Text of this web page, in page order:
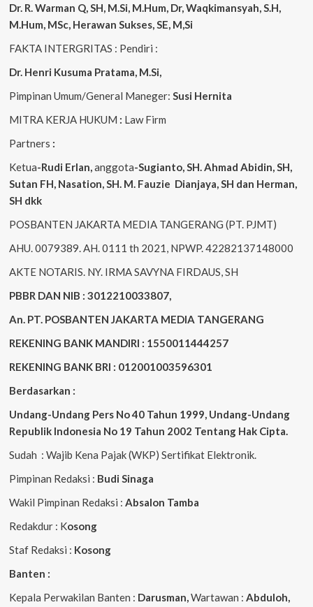
Dr. R. Warman Q, SH, M.Si, M.Hum Dr, Waqkimansyah, S.H,
M.Hum, MSc, Herawan Sukses, SE, M,Si
FAKTA INTERGRITAS : Pendiri :
Dr. Henri Kusuma Pratama, M.Si
Pimpinan Umum/General Maneger: Susi Hernita
MITRA KERJA HUKUM : Law Firm
Partners :
Ketua-Rudi Erlan anggota-Sugianto, SH. Ahmad Abidin , SH,
Sutan FH, Nasation , SH. M. Fauzie Dianjaya , SH dan Herman,
SH dkk
POSBANTEN JAKARTA MEDIA TANGERANG (PT. PJMT)
AHU. 0079389. AH. 0111 th 2021, NPWP. 42282137148000
AKTE NOTARIS. NY. IRMA SAVYNA FIRDAUS, SH
PBBR DAN NIB : 3012210033807,
An. PT. POSBANTEN JAKARTA MEDIA TANGERANG
REKENING BANK MANDIRI : 1550011444257
REKENING BANK BRI : 012001003596301
Berdasarkan :
Undang-Undang Pers No 40 Tahun 1999, Undang-Undang
Republik Indonesia No 19 Tahun 2002 Tentang Hak Cipta
Sudah : Wajib Kena Pajak (WKP) Sertifikat Elektronik.
Pimpinan Redaksi : Budi Sinaga
Wakil Pimpinan Redaksi : Absalon Tamba
Redakdur : Kosong
Staf Redaksi : Kosong
Banten :
Kepala Perwakilan Banten : Darusman, Wartawan : Abduloh,